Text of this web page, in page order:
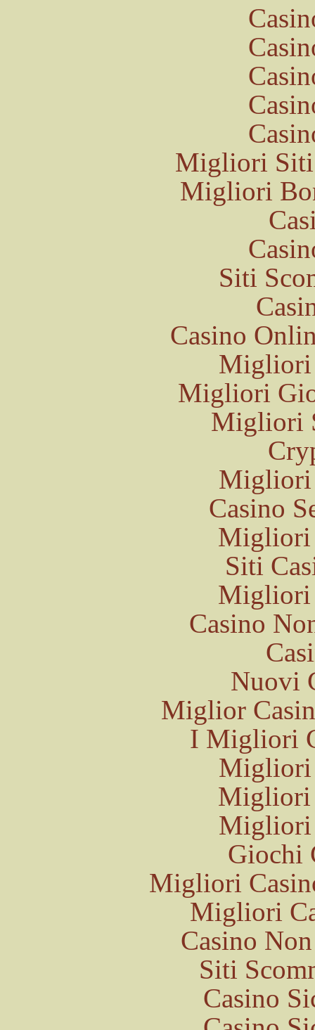
Migliori Siti
Migliori
Siti
Casino
Migliori
Migliori
Migliori
Migliori
Casino
Migliori
Siti
Migliori
Casino
Nuovi
Miglior
I Migliori
Migliori
Migliori
Migliori
Giochi
Migliori
Migliori
Casino
Siti
Casino